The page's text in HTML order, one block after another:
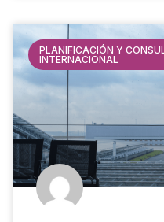
PLANIFICACIÓN Y
INTERNACIONAL